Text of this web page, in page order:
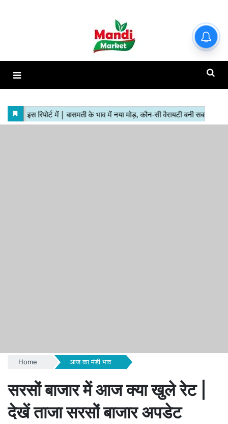
Home आज का मंडी भाव
सरसों बाजार में आज क्या खुले रेट |
देखें ताजा सरसों बाजार अपडेट